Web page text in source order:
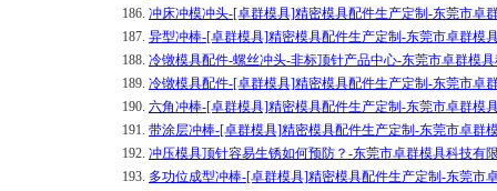
186. 冲床冲模冲头-[卓群模具]精密模具配件生产定制-东莞市卓
187. 异型冲棒-[卓群模具]精密模具配件生产定制-东莞市卓群模
188. 冷镦模具配件-螺丝冲头-非标顶针产品中心-东莞市卓群模
189. 冷镦模具配件-[卓群模具]精密模具配件生产定制-东莞市卓
190. 六角冲棒-[卓群模具]精密模具配件生产定制-东莞市卓群模
191. 带涂层冲棒-[卓群模具]精密模具配件生产定制-东莞市卓群
192. 冲压模具顶针容易生锈如何预防？-东莞市卓群模具科技有
193. 多功位成型冲棒-[卓群模具]精密模具配件生产定制-东莞市